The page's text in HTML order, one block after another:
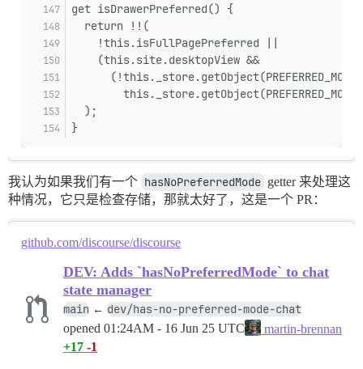
get isDrawerPreferred() {
  return !!(
    !this.isFullPagePreferred ||
    (this.site.desktopView &&
  );
}
我认为如果我们有一个 hasNoPreferredMode getter 来处理这
种情况，它只是检查存储，那就太好了，这是一个 PR：
github.com/discourse/discourse
DEV: Adds `hasNoPreferredMode` to chat
state manager
main ← dev/has-no-preferred-mode-chat
opened 01:24AM - 16 Jun 25 UTC
martin-brennan
+17 -1